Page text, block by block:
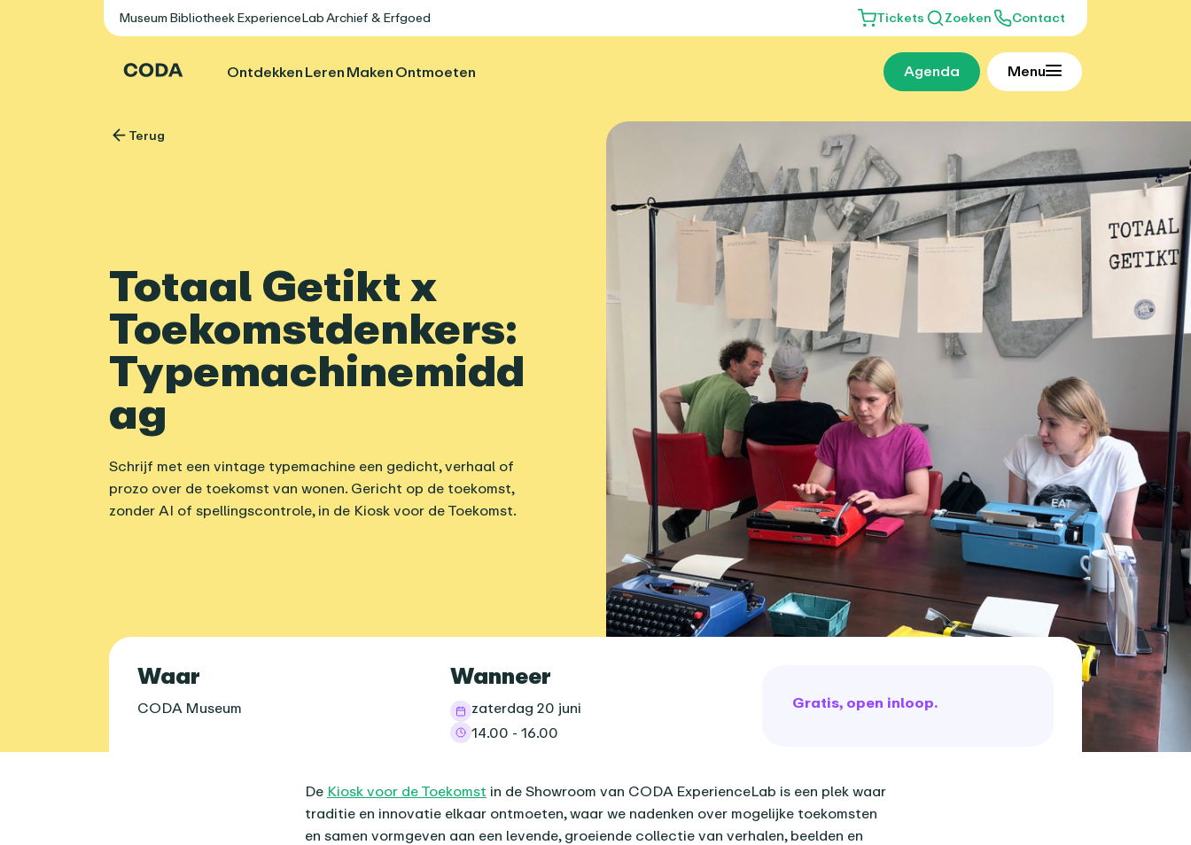
Museum Bibliotheek ExperienceLabArchief & Erfgoed Tickets Zoeken Contact
Ontdekken Leren Maken Ontmoeten Agenda Menu
Terug
Totaal Getikt x
Toekomstdenkers:
Typemachinemidd
ag
Schrijf met een vintage typemachine een gedicht, verhaal of
prozo over de toekomst van wonen. Gericht op de toekomst,
zonder AI of spellingscontrole, in de Kiosk voor de Toekomst.
Praktische informatie
Waar
CODA Museum
Wanneer
zaterdag 20 juni
14.00 - 16.00
Gratis, open inloop.
Over dit agenda-item
De Kiosk voor de Toekomst in de Showroom van CODA ExperienceLab is een plek waar
traditie en innovatie elkaar ontmoeten, waar we nadenken over mogelijke toekomsten
en samen vormgeven aan een levende, groeiende collectie van verhalen, beelden en